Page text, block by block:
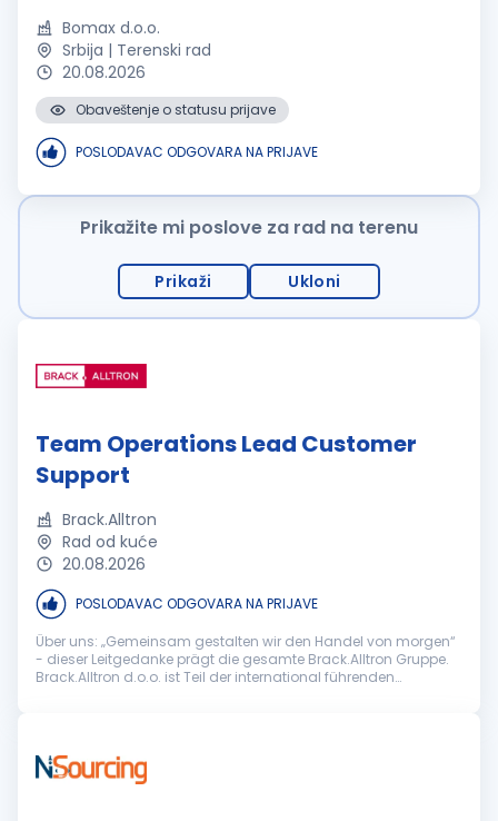
Bomax d.o.o.
Srbija | Terenski rad
20.08.2026
Obaveštenje o statusu prijave
POSLODAVAC ODGOVARA NA PRIJAVE
Prikažite mi poslove za rad na terenu
Prikaži Ukloni
Team Operations Lead Customer
Support
Brack.Alltron
Rad od kuće
20.08.2026
POSLODAVAC ODGOVARA NA PRIJAVE
Über uns: „Gemeinsam gestalten wir den Handel von morgen“
- dieser Leitgedanke prägt die gesamte Brack.Alltron Gruppe.
Brack.Alltron d.o.o. ist Teil der international führenden